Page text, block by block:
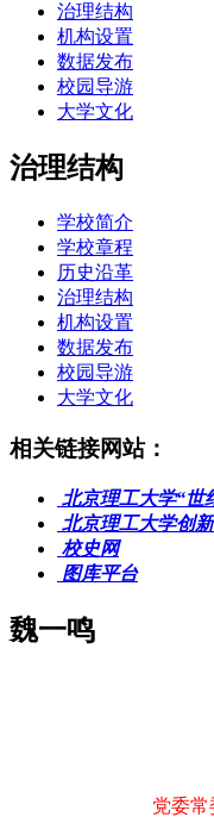
治理结构
机构设置
数据发布
校园导游
大学文化
治理结构
学校简介
学校章程
历史沿革
治理结构
机构设置
数据发布
校园导游
大学文化
相关链接网站：
北京理工大学“世
北京理工大学创
校史网
图库平台
魏一鸣
党委